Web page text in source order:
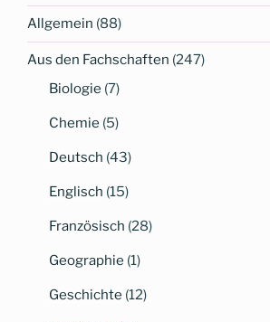
Allgemein (88)
Aus den Fachschaften (247)
Biologie (7)
Chemie (5)
Deutsch (43)
Englisch (15)
Französisch (28)
Geographie (1)
Geschichte (12)